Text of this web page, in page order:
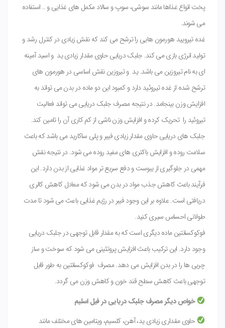
پخت انواع غذاها مانند سوشی، سوپ و سالاد مکمل های غذایی و .. استفاده
می شوند.
غده تیرویید هورمون هایی را ترشح می کند که نقش زیادی در کنترل رشد و
تولید انرژی بازی می کند. جلبک دریایی حاوی مقدار زیادی ید و اسید آمینه
ای به نام تیروزین می باشد. ید و تیروزین نقش اساسی در هورمون های
ترشح شده از غده تیروئید دارد و کمبود این دو ماده در بدن می تواند به
افزایش وزن بینجامد. در نتیجه مصرف جلبک دریایی می تواند فعالیت
تیروئید را تحریک کرده و افزایش وزن ناشی از کم کاری آن را تامین کند.
جلبک های دریایی حاوی مقدار زیادی فیبر و پلی ساکارید می باشد که باعث
سلامت روده و افزایش باکتری های مفید روده می شود. در نتیجه نقش
مهمی در جلوگیری از یبوست و دفع سریع تر مواد غذایی از بدن دارد. این
فرآیند باعث کاهش جذب مواد در بدن می شود که معادل کاهش کالری
دریافتی است. علاوه بر این وجود فیبر در رژیم غذایی باعث می شود تا مدت
طولانی احساس سیری کنید.
فوکوکسانتین ماده دیگری است که به مقدار قابل توجهی در جلبک دریایی
وجود دارد. این ترکیب باعث افزایش پروتئینی می شود که سوخت و ساز
چربی ها را در بدن افزایش می دهد. مصرف فوکوکسانتین به طور قابل
توجهی باعث کاهش سطح قند خون و کاهش وزن می گردد.
خواص دیگر مصرف جلبک دریایی در فیل اسلیم
حاوی مقداری زیادی ید، آهن، کلسیم، ویتامین های مختلف مانند